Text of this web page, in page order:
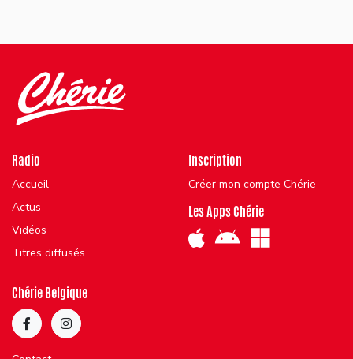
Radio
Accueil
Actus
Vidéos
Titres diffusés
Inscription
Créer mon compte Chérie
Les Apps Chérie
Chérie Belgique